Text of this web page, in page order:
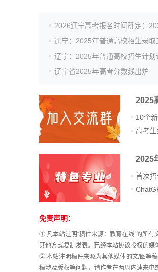
2026辽宁高考报名时间确定：
辽宁：2025年普通高校招生录
辽宁：2025年普通高校招生计
辽宁省2025年高考分数线出炉
2025
10个
高考生
2025
首次
免责声明：
① 凡本站注明“稿件来源：教育在线”的所
其他方式复制发表。已经本站协议授权的媒
② 本站注明稿件来源为其他媒体的文/图等
稿涉及版权等问题，请作者在两周内速来电